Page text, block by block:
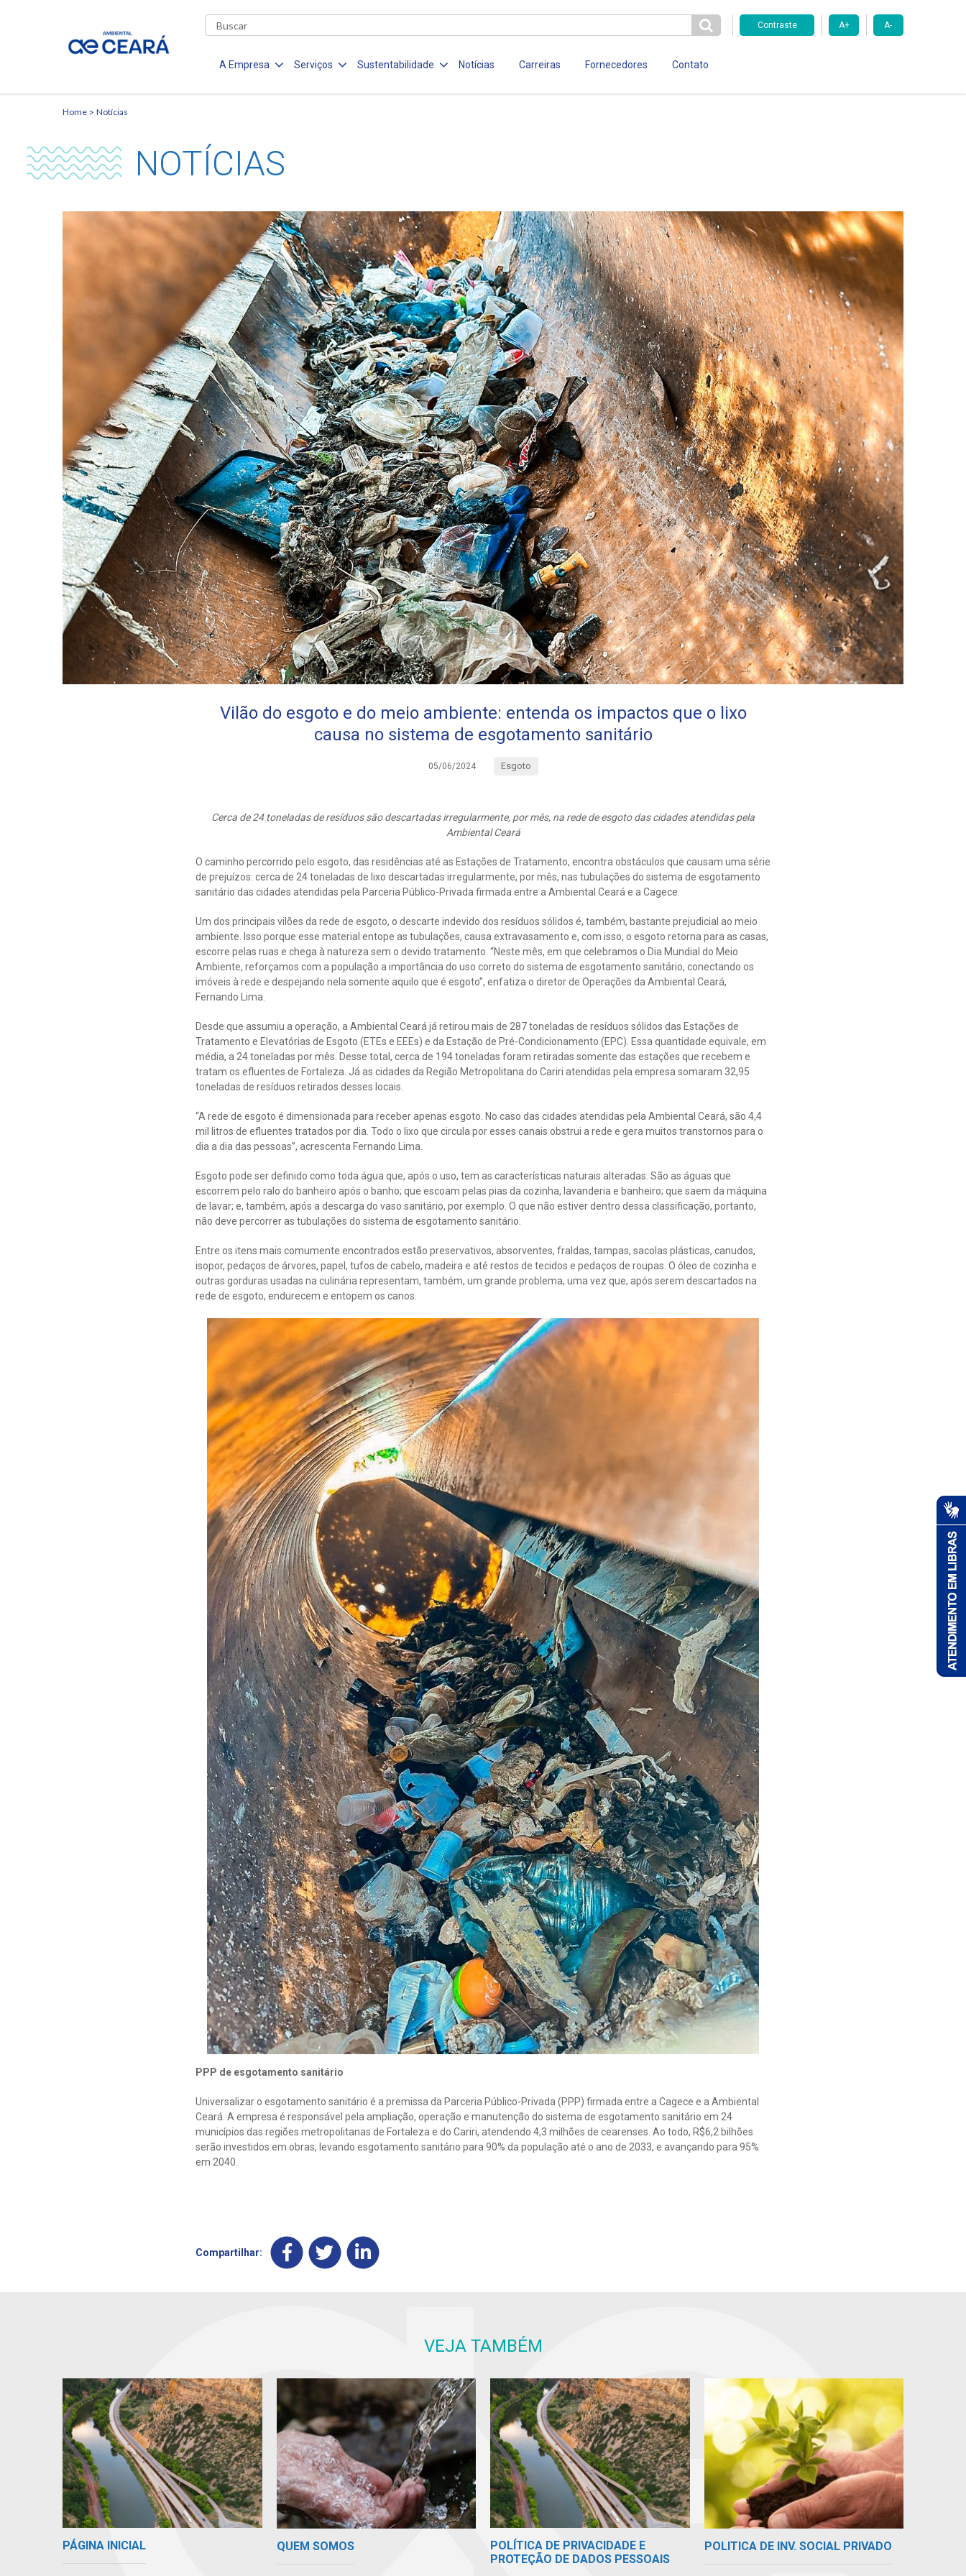
Contraste A+ A-
A Empresa Serviços Sustentabilidade Notícias Carreiras Fornecedores Contato
Home Notícias
NOTÍCIAS
Vilão do esgoto e do meio ambiente: entenda os impactos que o lixo
causa no sistema de esgotamento sanitário
05/06/2024 Esgoto
Cerca de 24 toneladas de resíduos são descartadas irregularmente, por mês, na rede de esgoto das cidades atendidas pela
Ambiental Ceará
O caminho percorrido pelo esgoto, das residências até as Estações de Tratamento, encontra obstáculos que causam uma série
de prejuízos: cerca de 24 toneladas de lixo descartadas irregularmente, por mês, nas tubulações do sistema de esgotamento
sanitário das cidades atendidas pela Parceria Público-Privada firmada entre a Ambiental Ceará e a Cagece.
Um dos principais vilões da rede de esgoto, o descarte indevido dos resíduos sólidos é, também, bastante prejudicial ao meio
ambiente. Isso porque esse material entope as tubulações, causa extravasamento e, com isso, o esgoto retorna para as casas,
escorre pelas ruas e chega à natureza sem o devido tratamento. “Neste mês, em que celebramos o Dia Mundial do Meio
Ambiente, reforçamos com a população a importância do uso correto do sistema de esgotamento sanitário, conectando os
imóveis à rede e despejando nela somente aquilo que é esgoto”, enfatiza o diretor de Operações da Ambiental Ceará,
Fernando Lima.
Desde que assumiu a operação, a Ambiental Ceará já retirou mais de 287 toneladas de resíduos sólidos das Estações de
Tratamento e Elevatórias de Esgoto (ETEs e EEEs) e da Estação de Pré-Condicionamento (EPC). Essa quantidade equivale, em
média, a 24 toneladas por mês. Desse total, cerca de 194 toneladas foram retiradas somente das estações que recebem e
tratam os efluentes de Fortaleza. Já as cidades da Região Metropolitana do Cariri atendidas pela empresa somaram 32,95
toneladas de resíduos retirados desses locais.
“A rede de esgoto é dimensionada para receber apenas esgoto. No caso das cidades atendidas pela Ambiental Ceará, são 4,4
mil litros de efluentes tratados por dia. Todo o lixo que circula por esses canais obstrui a rede e gera muitos transtornos para o
dia a dia das pessoas”, acrescenta Fernando Lima.
Esgoto pode ser definido como toda água que, após o uso, tem as características naturais alteradas. São as águas que
escorrem pelo ralo do banheiro após o banho; que escoam pelas pias da cozinha, lavanderia e banheiro; que saem da máquina
de lavar; e, também, após a descarga do vaso sanitário, por exemplo. O que não estiver dentro dessa classificação, portanto,
não deve percorrer as tubulações do sistema de esgotamento sanitário.
Entre os itens mais comumente encontrados estão preservativos, absorventes, fraldas, tampas, sacolas plásticas, canudos,
isopor, pedaços de árvores, papel, tufos de cabelo, madeira e até restos de tecidos e pedaços de roupas. O óleo de cozinha e
outras gorduras usadas na culinária representam, também, um grande problema, uma vez que, após serem descartados na
rede de esgoto, endurecem e entopem os canos.
PPP de esgotamento sanitário
Universalizar o esgotamento sanitário é a premissa da Parceria Público-Privada (PPP) firmada entre a Cagece e a Ambiental
Ceará. A empresa é responsável pela ampliação, operação e manutenção do sistema de esgotamento sanitário em 24
municípios das regiões metropolitanas de Fortaleza e do Cariri, atendendo 4,3 milhões de cearenses. Ao todo, R$6,2 bilhões
serão investidos em obras, levando esgotamento sanitário para 90% da população até o ano de 2033, e avançando para 95%
em 2040.
Compartilhar:
VEJA TAMBÉM
PÁGINA INICIAL QUEM SOMOS
POLÍTICA DE PRIVACIDADE E
PROTEÇÃO DE DADOS PESSOAIS
POLITICA DE INV. SOCIAL PRIVADO